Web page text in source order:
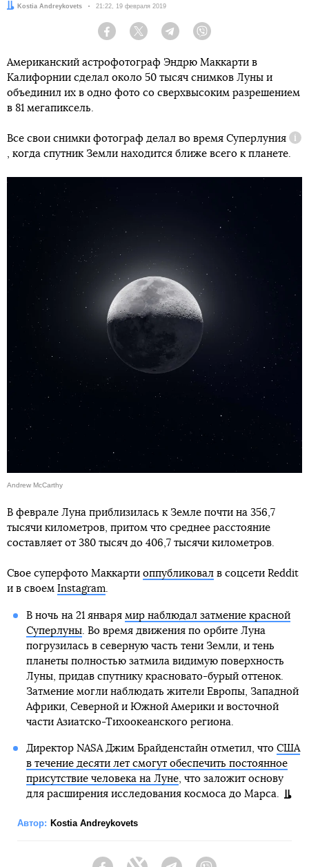
Автор:Kostia Andreykovets Дата:
21:22, 19 февраля 2019
Facebook Twitter Telegram
Американский астрофотограф Эндрю Маккарти в
Калифорнии сделал около 50 тысяч снимков Луны и
объединил их в одно фото со сверхвысоким разрешением
в 81 мегапиксель.
Все свои снимки фотограф делал во время Суперлуния
, когда спутник Земли находится ближе всего к планете.
Andrew McCarthy
В феврале Луна приблизилась к Земле почти на 356,7
тысячи километров, притом что среднее расстояние
составляет от 380 тысяч до 406,7 тысячи километров.
Свое суперфото Маккарти оппубликовал в соцсети Reddit
и в своем Instagram.
В ночь на 21 января мир наблюдал затмение красной
Суперлуны. Во время движения по орбите Луна
погрузилась в северную часть тени Земли, и тень
планеты полностью затмила видимую поверхность
Луны, придав спутнику красновато-бурый оттенок.
Затмение могли наблюдать жители Европы, Западной
Африки, Северной и Южной Америки и восточной
части Азиатско-Тихоокеанского региона.
Директор NASA Джим Брайденстайн отметил, что США
в течение десяти лет смогут обеспечить постоянное
присутствие человека на Луне, что заложит основу
для расширения исследования космоса до Марса.
Автор: Kostia Andreykovets